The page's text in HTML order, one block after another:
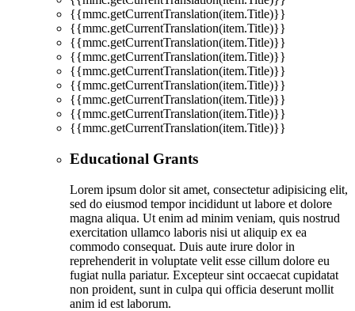
{{mmc.getCurrentTranslation(item.Title)}}
{{mmc.getCurrentTranslation(item.Title)}}
{{mmc.getCurrentTranslation(item.Title)}}
{{mmc.getCurrentTranslation(item.Title)}}
{{mmc.getCurrentTranslation(item.Title)}}
{{mmc.getCurrentTranslation(item.Title)}}
{{mmc.getCurrentTranslation(item.Title)}}
{{mmc.getCurrentTranslation(item.Title)}}
{{mmc.getCurrentTranslation(item.Title)}}
Educational Grants
Lorem ipsum dolor sit amet, consectetur adipisicing elit,
sed do eiusmod tempor incididunt ut labore et dolore
magna aliqua. Ut enim ad minim veniam, quis nostrud
exercitation ullamco laboris nisi ut aliquip ex ea
commodo consequat. Duis aute irure dolor in
reprehenderit in voluptate velit esse cillum dolore eu
fugiat nulla pariatur. Excepteur sint occaecat cupidatat
non proident, sunt in culpa qui officia deserunt mollit
anim id est laborum.